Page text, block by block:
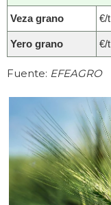
Veza grano €/t
Yero grano €/t
Fuente: EFEAGRO